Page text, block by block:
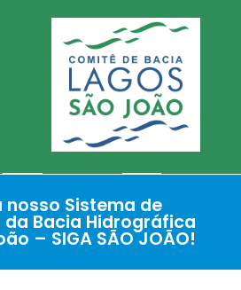
nosso Sistema de
Bacia Hidrográfica
– SIGA SÃO JOÃO!